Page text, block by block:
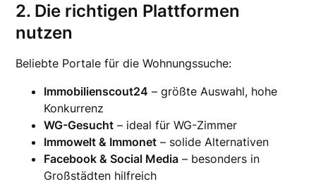
2. Die richtigen Plattformen
nutzen
Beliebte Portale für die Wohnungssuche:
Immobilienscout24 – größte Auswahl, hohe
Konkurrenz
WG-Gesucht – ideal für WG-Zimmer
Immowelt & Immonet – solide Alternativen
Facebook & Social Media – besonders in
Großstädten hilfreich